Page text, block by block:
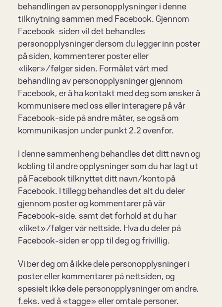
behandlingen av personopplysninger i denne
tilknytning sammen med Facebook. Gjennom
Facebook-siden vil det behandles
personopplysninger dersom du legger inn poster
på siden, kommenterer poster eller
«liker»/følger siden. Formålet vårt med
behandling av personopplysninger gjennom
Facebook, er å ha kontakt med deg som ønsker å
kommunisere med oss eller interagere på vår
Facebook-side på andre måter, se også om
kommunikasjon under punkt 2.2 ovenfor.
I denne sammenheng behandles det ditt navn og
kobling til andre opplysninger som du har lagt ut
på Facebook tilknyttet ditt navn/konto på
Facebook. I tillegg behandles det alt du deler
gjennom poster og kommentarer på vår
Facebook-side, samt det forhold at du har
«liket»/følger vår nettside. Hva du deler på
Facebook-siden er opp til deg og frivillig.
Vi ber deg om å ikke dele personopplysninger i
poster eller kommentarer på nettsiden, og
spesielt ikke dele personopplysninger om andre,
f.eks. ved å «tagge» eller omtale personer.